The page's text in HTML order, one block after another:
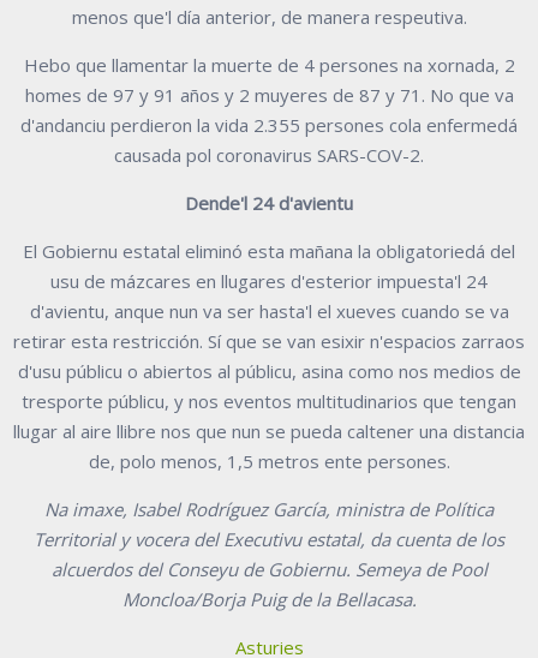
menos que'l día anterior, de manera respeutiva.
Hebo que llamentar la muerte de 4 persones na xornada, 2
homes de 97 y 91 años y 2 muyeres de 87 y 71. No que va
d'andanciu perdieron la vida 2.355 persones cola enfermedá
causada pol coronavirus SARS-COV-2.
Dende'l 24 d'avientu
El Gobiernu estatal eliminó esta mañana la obligatoriedá del
usu de mázcares en llugares d'esterior impuesta'l 24
d'avientu, anque nun va ser hasta'l el xueves cuando se va
retirar esta restricción. Sí que se van esixir n'espacios zarraos
d'usu públicu o abiertos al públicu, asina como nos medios de
tresporte públicu, y nos eventos multitudinarios que tengan
llugar al aire llibre nos que nun se pueda caltener una distancia
de, polo menos, 1,5 metros ente persones.
Na imaxe, Isabel Rodríguez García, ministra de Política
Territorial y vocera del Executivu estatal, da cuenta de los
alcuerdos del Conseyu de Gobiernu. Semeya de Pool
Moncloa/Borja Puig de la Bellacasa.
Asturies